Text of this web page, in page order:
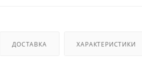
ДОСТАВКА ХАРАКТЕРИСТИКИ